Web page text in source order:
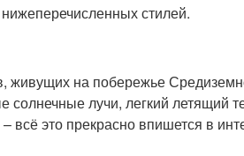
стилей.
живущих на побережье
лучи, легкий летящий
это прекрасно впишется в